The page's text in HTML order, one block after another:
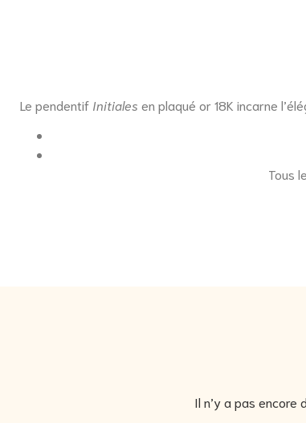
Le pendentif Initiales en plaqué or 18K incarne
Tous
Il n’y a pas encore